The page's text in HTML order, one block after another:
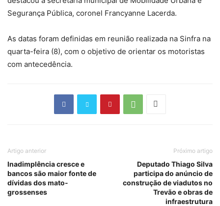
Segurança Pública, coronel Francyanne Lacerda.
As datas foram definidas em reunião realizada na Sinfra na
quarta-feira (8), com o objetivo de orientar os motoristas
com antecedência.
Artigo anterior
Inadimplência cresce e
bancos são maior fonte de
dívidas dos mato-
grossenses
Próximo artigo
Deputado Thiago Silva
participa do anúncio de
construção de viadutos no
Trevão e obras de
infraestrutura